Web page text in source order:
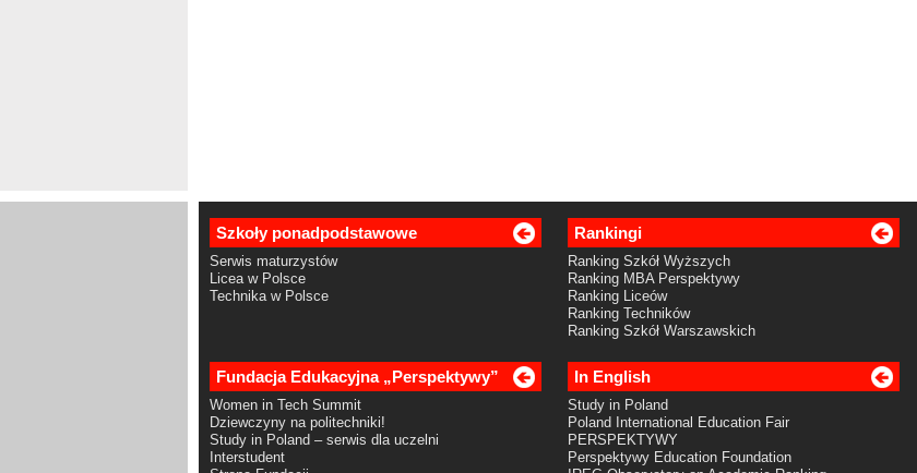
Szkoły ponadpodstawowe
Serwis maturzystów
Licea w Polsce
Technika w Polsce
Rankingi
Ranking Szkół Wyższych
Ranking MBA Perspektywy
Ranking Liceów
Ranking Techników
Ranking Szkół Warszawskich
Fundacja Edukacyjna „Perspektywy”
Women in Tech Summit
Dziewczyny na politechniki!
Study in Poland – serwis dla uczelni
Interstudent
In English
Study in Poland
Poland International Education Fair
PERSPEKTYWY
Perspektywy Education Foundation